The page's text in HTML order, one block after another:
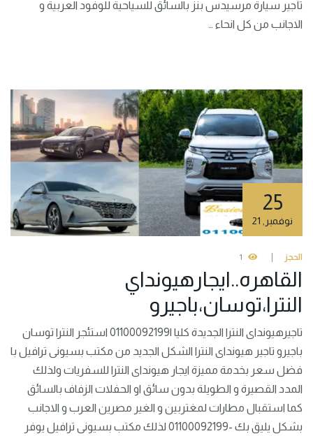
تأجير سيارة مرسيدس بنز بالسائق للسياحية للوفود العربية و
الاجانب من كل انحاء …
25
نوفمبر
الحجز 1
القاهره..ايجارهيونداي
النترا،توسان،باجيرو
تاجيرهيونداى النترا الجديدة كليا |01100092199 استئجر النترا توسان
باجيرو تاجير هيونداى النترا الشكل الجديد من مكتب بسيونى ترافيل با
فضل سعر بخدمة مميزة ايجار هيونداى النترا للسفريات ولذلك
المدد القصيرة و الطويلة بدون سائق او الحفلات الزفاف بالسائق
كما استقبال مطارات لمغتربين و الغير مصرين العرب و الاجانب
بشكل يليق بك -01100092199 لذلك مكتب بسيونى ترافيل يوفر